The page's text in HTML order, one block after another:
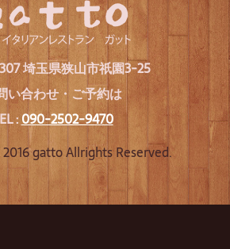
埼玉県狭山市祇園3-25
い合わせ・ご予約は
:090-2502-9470
gatto Allrights Reserved.